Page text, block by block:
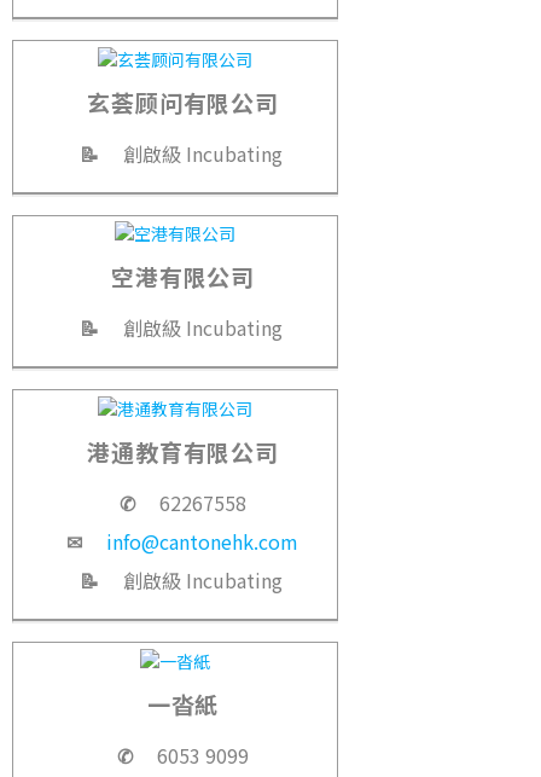
玄荟顾问有限公司
📝 創啟級 Incubating
空港有限公司
📝 創啟級 Incubating
港通教育有限公司
✆
62267558
✉
info@cantonehk.com
📝
創啟級 Incubating
一沓紙
✆
6053 9099